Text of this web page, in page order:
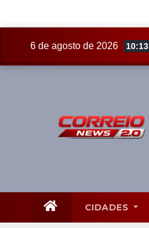
6 de agosto de 2026 10:13
CIDADES